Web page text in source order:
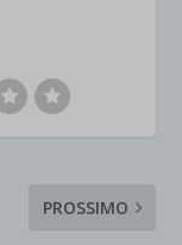
PROSSIMO